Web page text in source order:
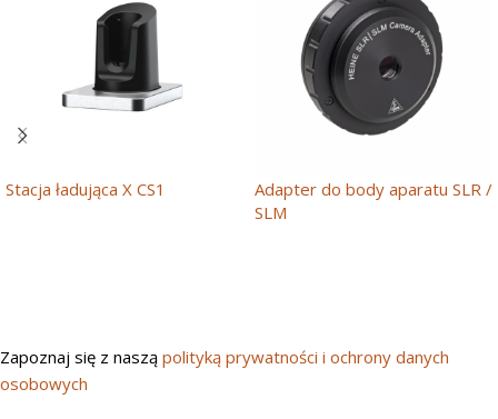
Stacja ładująca X CS1
Adapter do body aparatu SLR /
SLM
Zapoznaj się z naszą polityką prywatności i ochrony danych
osobowych